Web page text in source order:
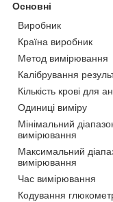
Основні
Виробник
Країна виробник
Метод вимірювання
Калібрування
Кількість крові для
Одиниці виміру
Мінімальний
вимірювання
Максимальний
вимірювання
Час вимірювання
Кодування